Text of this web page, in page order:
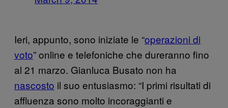
Ieri, appunto, sono iniziate le “operazioni di
voto” online e telefoniche che dureranno fino
al 21 marzo. Gianluca Busato non ha
nascosto il suo entusiasmo: “I primi risultati di
affluenza sono molto incoraggianti e